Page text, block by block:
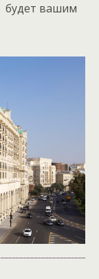
будет вашим